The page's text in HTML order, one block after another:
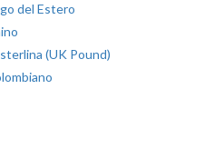
del Estero
(UK Pound)